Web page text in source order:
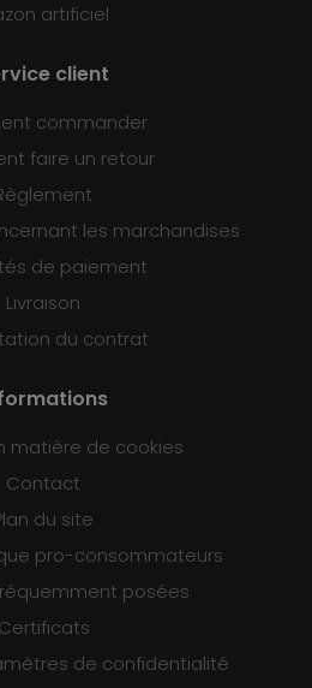
artificiel
client
commander
faire un retour
les marchandises
de paiement
Livraison
du contrat
matière de cookies
Contact
du site
pro-consommateurs
posées
Certificats
de confidentialité